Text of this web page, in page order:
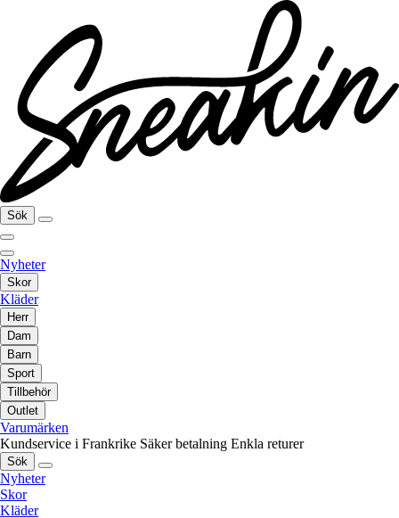
Sök
Nyheter
Skor
Kläder
Herr
Dam
Barn
Sport
Tillbehör
Outlet
Varumärken
Kundservice i Frankrike Säker betalning Enkla returer
Sök
Nyheter
Skor
Kläder